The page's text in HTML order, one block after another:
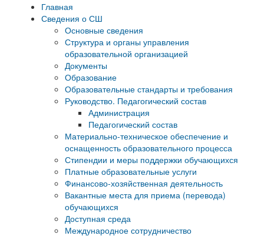
Главная
Сведения о СШ
Основные сведения
Структура и органы управления
образовательной организацией
Документы
Образование
Образовательные стандарты и требования
Руководство. Педагогический состав
Администрация
Педагогический состав
Материально-техническое обеспечение и
оснащенность образовательного процесса
Стипендии и меры поддержки обучающихся
Платные образовательные услуги
Финансово-хозяйственная деятельность
Вакантные места для приема (перевода)
обучающихся
Доступная среда
Международное сотрудничество